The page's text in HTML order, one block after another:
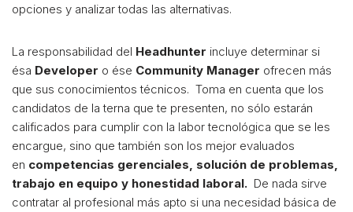
opciones y analizar todas las alternativas.
La responsabilidad del Headhunter incluye determinar si
ésa Developer o ése Community Manager ofrecen más
que sus conocimientos técnicos. Toma en cuenta que los
candidatos de la terna que te presenten, no sólo estarán
calificados para cumplir con la labor tecnológica que se les
encargue, sino que también son los mejor evaluados
en competencias gerenciales, solución de problemas,
trabajo en equipo y honestidad laboral. De nada sirve
contratar al profesional más apto si una necesidad básica de